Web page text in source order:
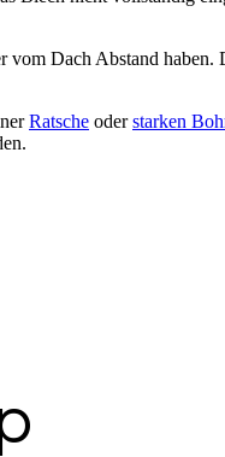
Dach Abstand haben.
Ratsche oderstarken